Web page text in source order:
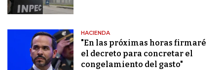
HACIENDA
"En las próximas horas firmaré
el decreto para concretar el
congelamiento del gasto"